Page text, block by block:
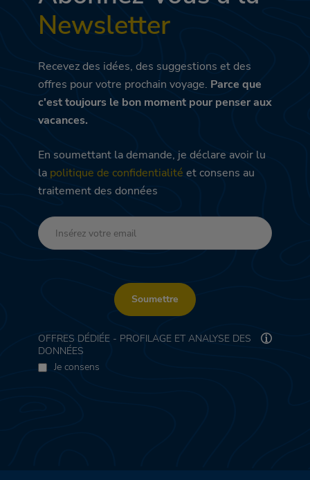
Newsletter
Recevez des idées, des suggestions et des
offres pour votre prochain voyage. Parce que
c'est toujours le bon moment pour penser aux
vacances.
En soumettant la demande, je déclare avoir lu
la politique de confidentialité et consens au
traitement des données
Soumettre
OFFRES DÉDIÉE - PROFILAGE ET ANALYSE DES
DONNÉES
Je consens